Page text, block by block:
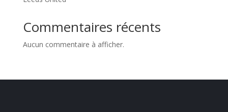
Commentaires récents
Aucun commentaire à afficher.